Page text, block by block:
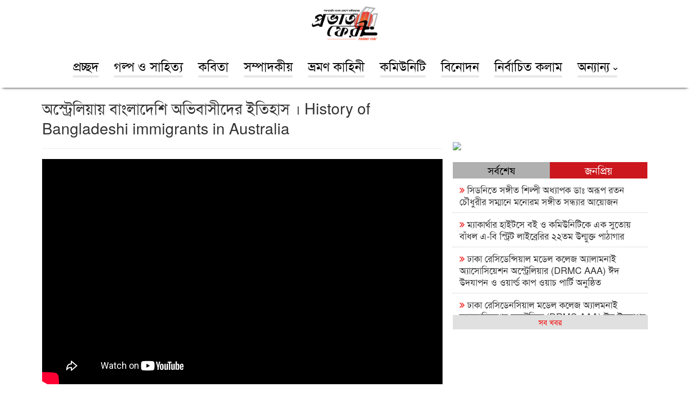
প্রচ্ছদ গল্প ও সাহিত্য কবিতা সম্পাদকীয় ভ্রমণ কাহিনী কমিউনিটি বিনোদন নির্বাচিত কলাম অন্যান্য
অস্ট্রেলিয়ায় বাংলাদেশি অভিবাসীদের ইতিহাস । History of
Bangladeshi immigrants in Australia
সর্বশেষ জনপ্রিয়
সিডনিতে সঙ্গীত শিল্পী অধ্যাপক ডাঃ অরূপ রতন
চৌধুরীর সম্মানে মনোরম সঙ্গীত সন্ধ্যার আয়োজন
ম্যাকার্থার হাইটসে বই ও কমিউনিটিকে এক সুতোয়
বাঁধল এ-বি স্ট্রিট লাইব্রেরির ২২তম উন্মুক্ত পাঠাগার
ঢাকা রেসিডেন্সিয়াল মডেল কলেজ অ্যালামনাই
অ্যাসোসিয়েশন অস্ট্রেলিয়ার (DRMC AAA) ঈদ
উদযাপন ও ওয়ার্ল্ড কাপ ওয়াচ পার্টি অনুষ্ঠিত
ঢাকা রেসিডেনসিয়াল মডেল কলেজ অ্যালমনাই
অ্যাসোসিয়েশন অস্ট্রেলিয়া (DRMC AAA) ঈদ উদযাপন
এবং বিশ্বকাপ ম্যাচ দেখার আসর ২০২৬
সব খবর